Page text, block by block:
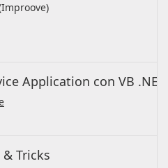
Application con VB .NET
& Tricks